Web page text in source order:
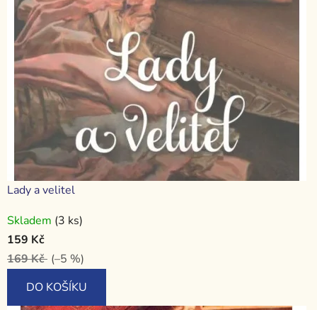
Lady a velitel
Skladem (3 ks)
159 Kč
169 Kč (–5 %)
DO KOŠÍKU